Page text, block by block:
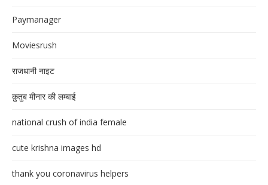
Paymanager
Moviesrush
राजधानी नाइट
क़ुतुब मीनार की लम्बाई
national crush of india female
cute krishna images hd
thank you coronavirus helpers